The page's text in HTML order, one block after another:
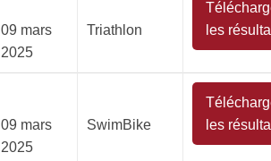
09 mars
2025
Triathlon
les
09 mars
2025
SwimBike
les